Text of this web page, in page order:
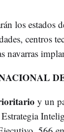
los estados
centros
navarras
y un